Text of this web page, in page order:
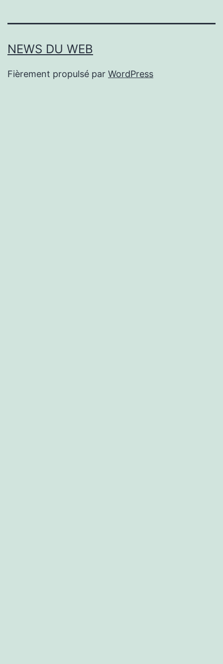
NEWS DU WEB
Fièrement propulsé par WordPress